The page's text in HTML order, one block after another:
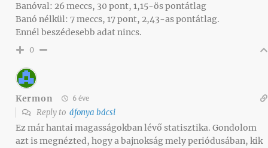
Banóval: 26 meccs, 30 pont, 1,15-ös pontátlag
Banó nélkül: 7 meccs, 17 pont, 2,43-as pontátlag.
Ennél beszédesebb adat nincs.
0
Kermon 6 éve
Reply to áfonya bácsi
Ez már hantai magasságokban lévő statisztika. Gondolom
azt is megnézted, hogy a bajnokság mely periódusában, kik